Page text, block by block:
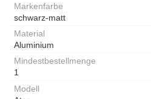
Markenfarbe
schwarz-matt
Material
Aluminium
Mindestbestellmenge
1
Modell